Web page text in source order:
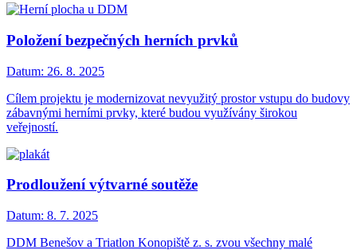
Položení bezpečných herních prvků
Datum: 26. 8. 2025
Cílem projektu je modernizovat nevyužitý prostor vstupu do budovy
zábavnými herními prvky, které budou využívány širokou
veřejností.
Prodloužení výtvarné soutěže
Datum: 8. 7. 2025
DDM Benešov a Triatlon Konopiště z. s. zvou všechny malé